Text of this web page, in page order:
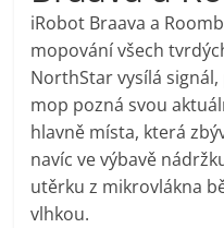
telefony,
bazény
Nejlepší
elektronika
iRobot Braava a
mopování všech
NorthStar vysílá
mop pozná svou
hlavně místa, která
navíc ve výbavě
utěrku z mikrovlákna
vlhkou.